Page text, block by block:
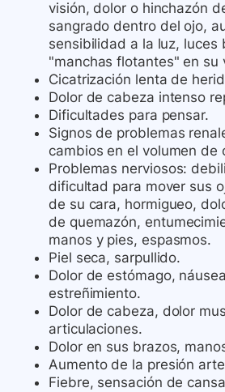
visión, dolor o hinchazón
sangrado dentro del ojo,
sensibilidad a la luz, luces
"manchas flotantes" en su
Cicatrización lenta de
Dolor de cabeza intenso
Dificultades para pensar.
Signos de problemas
cambios en el volumen de
Problemas nerviosos:
dificultad para mover sus
de su cara, hormigueo,
de quemazón,
manos y pies, espasmos.
Piel seca, sarpullido.
Dolor de estómago,
estreñimiento.
Dolor de cabeza, dolor
articulaciones.
Dolor en sus brazos,
Aumento de la presión
Fiebre, sensación de